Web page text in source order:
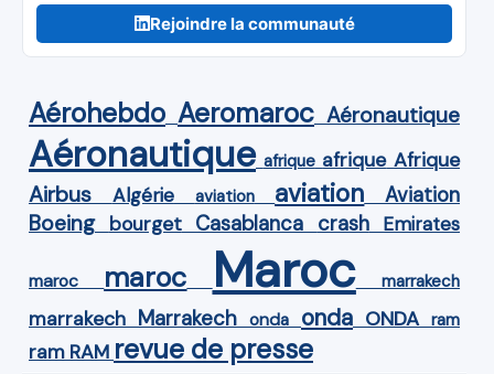
Rejoindre la communauté
Aérohebdo Aeromaroc Aéronautique
Aéronautique afrique afrique Afrique
Airbus Algérie aviation aviation Aviation
Boeing bourget Casablanca crash Emirates
maroc maroc Maroc marrakech
marrakech Marrakech onda onda ONDA ram
ram RAM revue de presse